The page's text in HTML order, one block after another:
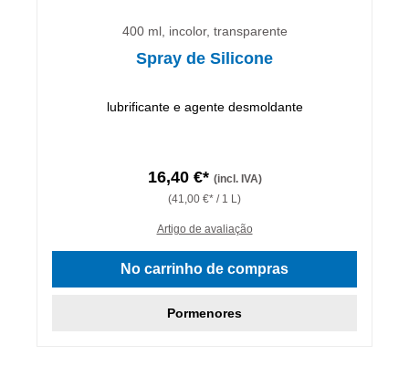
400 ml, incolor, transparente
Spray de Silicone
lubrificante e agente desmoldante
16,40 €* (incl. IVA)
(41,00 €* / 1 L)
Artigo de avaliação
No carrinho de compras
Pormenores